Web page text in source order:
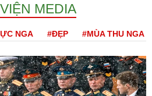
MEDIA
NGA #ĐẸP #MÙA THU NGA